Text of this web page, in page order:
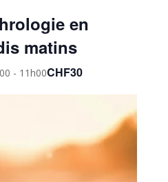
en
matins
- 11h00CHF30